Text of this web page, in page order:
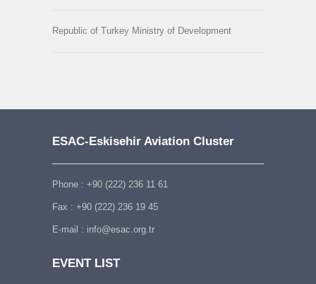
Republic of Turkey Ministry of Development
ESAC-Eskisehir Aviation Cluster
Phone : +90 (222) 236 11 61
Fax : +90 (222) 236 19 45
E-mail : info@esac.org.tr
EVENT LIST